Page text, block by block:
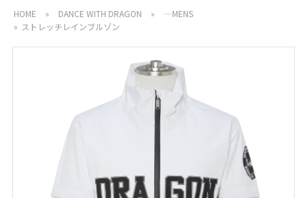
HOME » DANCE WITH DRAGON »
―MENS
» ストレッチレインブルゾン